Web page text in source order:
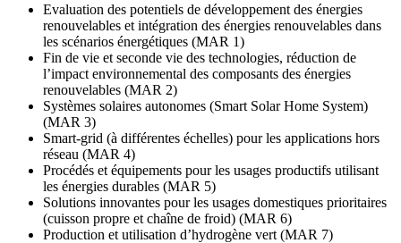
Evaluation des potentiels de développement des énergies
renouvelables et intégration des énergies renouvelables dans
les scénarios énergétiques (MAR 1)
Fin de vie et seconde vie des technologies, réduction de
l’impact environnemental des composants des énergies
renouvelables (MAR 2)
Systèmes solaires autonomes (Smart Solar Home System)
(MAR 3)
Smart-grid (à différentes échelles) pour les applications hors
réseau (MAR 4)
Procédés et équipements pour les usages productifs utilisant
les énergies durables (MAR 5)
Solutions innovantes pour les usages domestiques prioritaires
(cuisson propre et chaîne de froid) (MAR 6)
Production et utilisation d’hydrogène vert (MAR 7)